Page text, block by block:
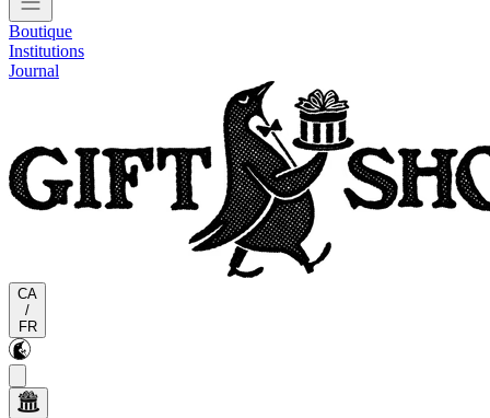
Boutique
Institutions
Journal
CA
/
FR